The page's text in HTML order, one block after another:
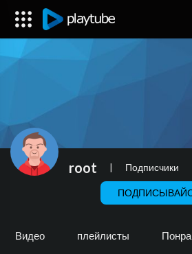
root | Подписчики
Видео плейлисты